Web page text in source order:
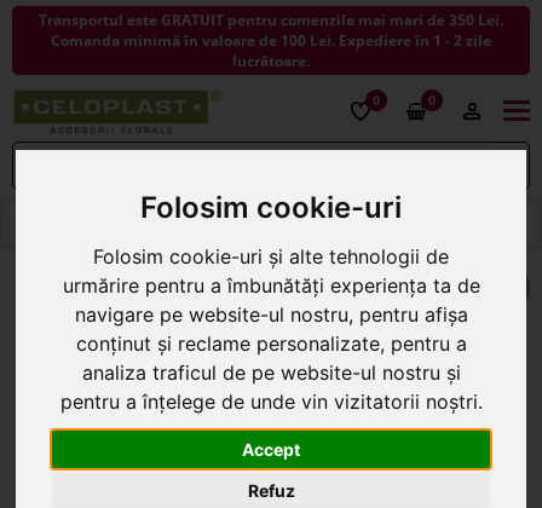
Folosim cookie-uri
Folosim cookie-uri și alte tehnologii de
urmărire pentru a îmbunătăți experiența ta de
navigare pe website-ul nostru, pentru afișa
conținut și reclame personalizate, pentru a
analiza traficul de pe website-ul nostru și
pentru a înțelege de unde vin vizitatorii noștri.
Accept
Refuz
Transportul este GRATUIT pentru comenzile mai mari de 350 Lei.
Comanda minimă în valoare de 100 Lei. Expediere în 1 - 2 zile
lucrătoare.
0 0
< ÎNAPOI LA ACCESORII FLORISTICA